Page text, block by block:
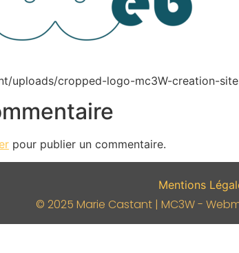
uploads/cropped-logo-mc3W-creation-
pour publier un commentaire.
Mentions
© 2025 Marie Castant | MC3W -